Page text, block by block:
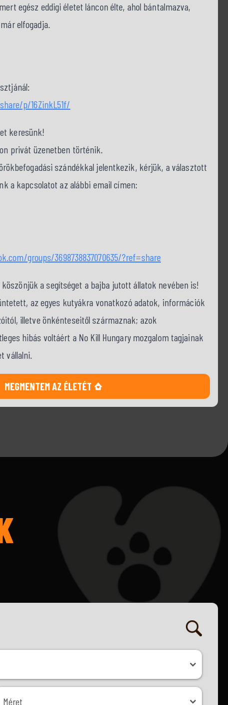
egész eddigi életet láncon élte, ahol bántalmazva,
elfogadja.
p/16ZinkL51f/
keresünk!
privát üzenetben történik.
szándékkal jelentkezik, kérjük, a választott
a kapcsolatot az alábbi email címen:
groups/3698738837070635/?ref=share
a segítséget a bajba jutott állatok nevében is!
az egyes kutyákra vonatkozó adatok, információk
illetve önkénteseitől származnak; azok
hibás voltáért a No Kill Hungary mozgalom tagjainak
vállalni.
MEGMENTEM AZ ÉLETÉT